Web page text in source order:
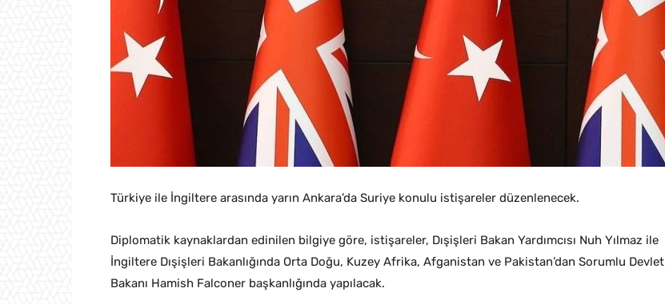
Türkiye ile İngiltere arasında yarın Ankara’da Suriye konulu istişareler düzenlenecek.
Diplomatik kaynaklardan edinilen bilgiye göre, istişareler, Dışişleri Bakan Yardımcısı Nuh Yılmaz ile
İngiltere Dışişleri Bakanlığında Orta Doğu, Kuzey Afrika, Afganistan ve Pakistan’dan Sorumlu Devlet
Bakanı Hamish Falconer başkanlığında yapılacak.